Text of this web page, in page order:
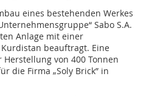
eines bestehenden Werkes
Sabo S.A.
Anlage mit einer
beauftragt. Eine
von 400 Tonnen
die Firma „Soly Brick” in